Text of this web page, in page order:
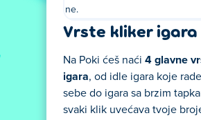
ne.
Vrste kliker igara
Na Poki ćeš naći 4 glavne
igara, od idle igara koje
sebe do igara sa brzim
svaki klik uvećava tvoje